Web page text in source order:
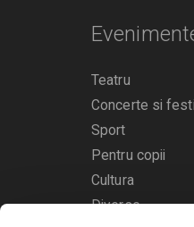
Teatru
Concerte si
Sport
Pentru copii
Cultura
Diverse